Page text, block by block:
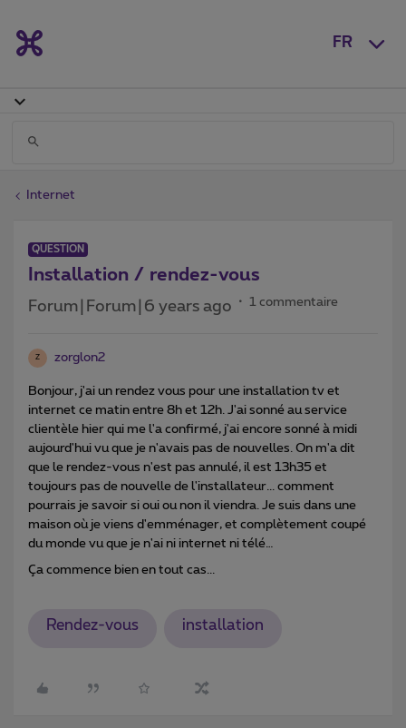
FR
Internet
QUESTION
Installation / rendez-vous
Forum|Forum|6 years ago 1 commentaire
Z zorglon2
Bonjour, j'ai un rendez vous pour une installation tv et
internet ce matin entre 8h et 12h. J'ai sonné au service
clientèle hier qui me l'a confirmé, j'ai encore sonné à midi
aujourd'hui vu que je n'avais pas de nouvelles. On m'a dit
que le rendez-vous n'est pas annulé, il est 13h35 et
toujours pas de nouvelle de l'installateur... comment
pourrais je savoir si oui ou non il viendra. Je suis dans une
maison où je viens d'emménager, et complètement coupé
du monde vu que je n'ai ni internet ni télé…
Ça commence bien en tout cas...
Rendez-vous installation